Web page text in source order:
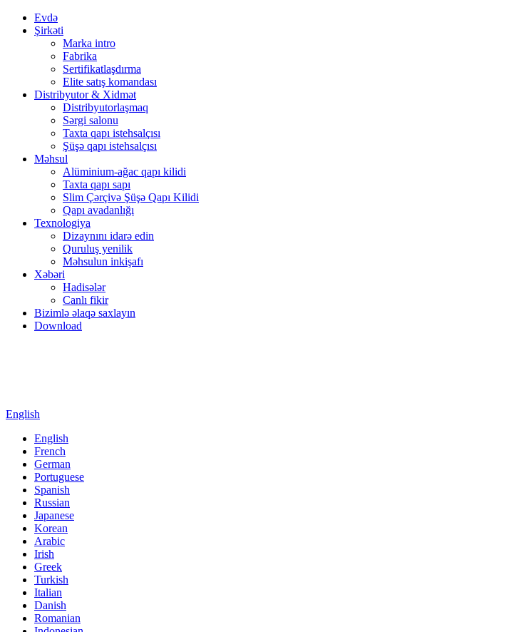
Evdə
Şirkəti
Marka intro
Fabrika
Sertifikatlaşdırma
Elite satış komandası
Distribyutor & Xidmət
Distribyutorlaşmaq
Sərgi salonu
Taxta qapı istehsalçısı
Şüşə qapı istehsalçısı
Məhsul
Alüminium-ağac qapı kilidi
Taxta qapı sapı
Slim Çərçivə Şüşə Qapı Kilidi
Qapı avadanlığı
Texnologiya
Dizaynını idarə edin
Quruluş yenilik
Məhsulun inkişafı
Xəbəri
Hadisələr
Canlı fikir
Bizimlə əlaqə saxlayın
Download
English
English
French
German
Portuguese
Spanish
Russian
Japanese
Korean
Arabic
Irish
Greek
Turkish
Italian
Danish
Romanian